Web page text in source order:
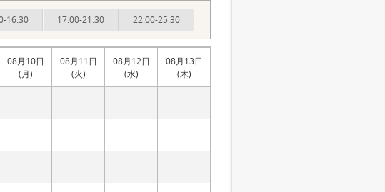
16:30 17:00-21:30 22:00-25:30
08月10日
(月)
08月11日
(火)
08月12日
(水)
08月13日
(木)